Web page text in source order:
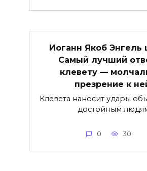
Иоганн Якоб Энгель
Самый лучший
клевету —
презрение к
Клевета наносит удары
достойным
0 30